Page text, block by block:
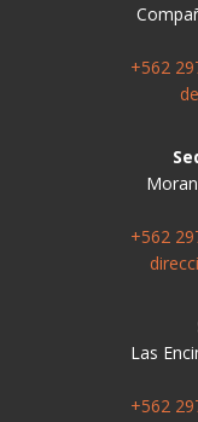
+562
+562
Las
+562